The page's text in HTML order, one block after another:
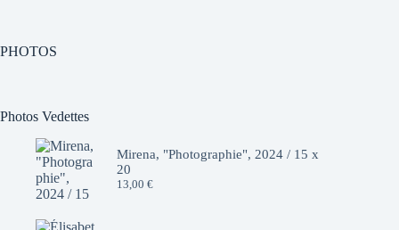
PHOTOS
Photos Vedettes
Mirena, "Photographie", 2024 / 15 x
20
13,00 €